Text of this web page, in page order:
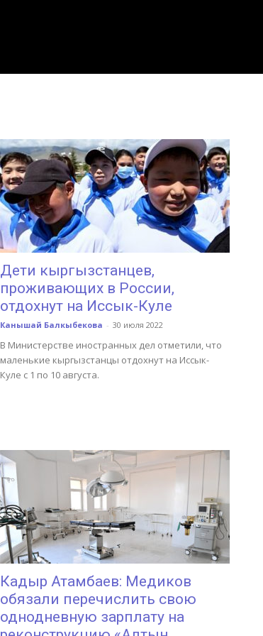
Дети кыргызстанцев,
проживающих в России,
отдохнут на Иссык-Куле
Канышай Балкыбекова - 30 июля 2022
В Министерстве иностранных дел отметили, что
маленькие кыргызстанцы отдохнут на Иссык-
Куле с 1 по 10 августа.
Кадыр Атамбаев: Медиков
обязали перечислить свою
однодневную зарплату на